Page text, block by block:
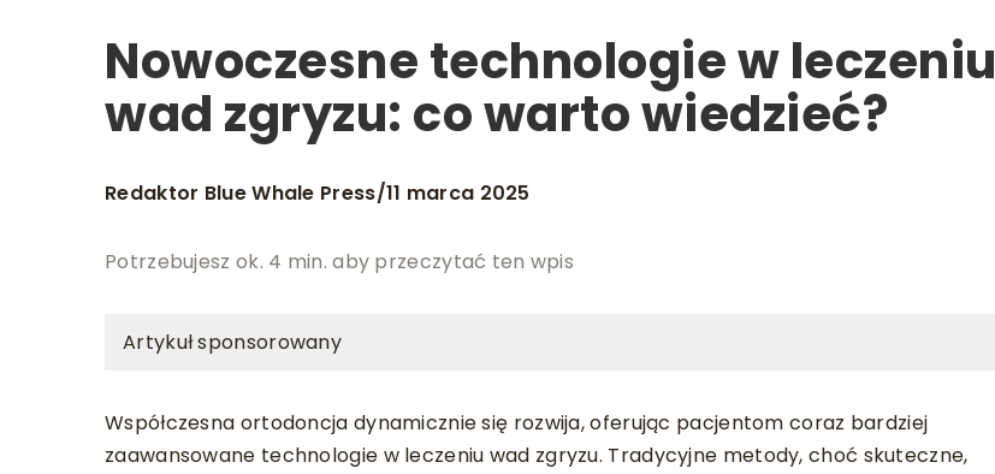
Nowoczesne technologie w leczeniu
wad zgryzu: co warto wiedzieć?
Redaktor Blue Whale Press/11 marca 2025
Potrzebujesz ok. 4 min. aby przeczytać ten wpis
Artykuł sponsorowany
Współczesna ortodoncja dynamicznie się rozwija, oferując pacjentom coraz bardziej
zaawansowane technologie w leczeniu wad zgryzu. Tradycyjne metody, choć skuteczne,